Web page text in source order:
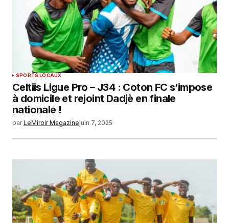
SPORTS LOCAUX
Celtiis Ligue Pro – J34 : Coton FC s’impose
à domicile et rejoint Dadjè en finale
nationale !
par LeMiroir Magazinejuin 7, 2025